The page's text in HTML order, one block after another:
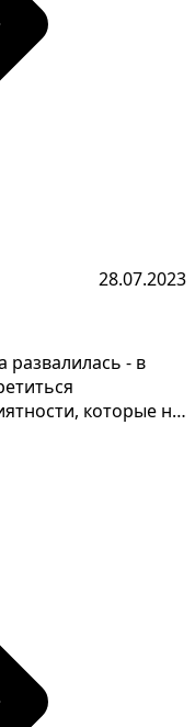
28.07.2023
развалилась - в
которые не